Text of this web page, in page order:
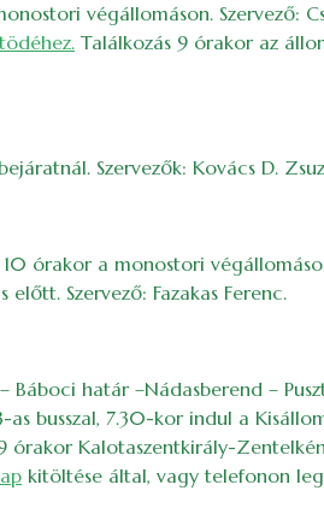
végállomáson. Szervező:
Találkozás 9 órakor az
Szervezők: Kovács D.
órakor a monostori
Szervező: Fazakas Ferenc.
Báboci határ –Nádasberend –
busszal, 7.30-kor indul a
órakor Kalotaszentkirály-
kitöltése által, vagy telefonon